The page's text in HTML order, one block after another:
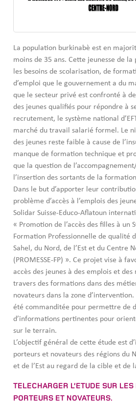
La population burkinabè est en
moins de 35 ans. Cette jeunesse de
les besoins de scolarisation, de
d’emploi que le gouvernement a du
que le secteur privé est confronté à
des jeunes qualifiés pour répondre à
recrutement, le système national
marché du travail salarié formel. Le
des jeunes reste faible à cause de
manque de formation technique et
que la question de
l’insertion des sortants de la
Dans le but d’apporter leur
problème d’accès à l’emplois des
Solidar Suisse-Educo-Aflatoun
« Promotion de l’accès des filles à un
Formation Professionnelle de qualité
Sahel, du Nord, de l’Est et du Centre
(PROMESSE-FP) ». Ce projet vise à
accès des jeunes à des emplois et des
travers des formations dans des
novateurs dans la zone
été commanditée pour permettre de
d’informations pertinentes pour
sur le terrain.
L’objectif général de cette étude est
porteurs et novateurs des régions du
et de l’Est au regard de la cible et de
TELECHARGER L’ETUDE SUR
PORTEURS ET NOVATEURS.